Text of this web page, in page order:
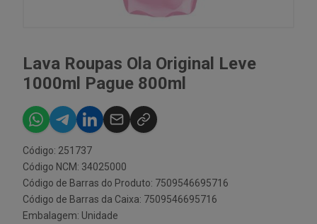
Lava Roupas Ola Original Leve
1000ml Pague 800ml
Código: 251737
Código NCM: 34025000
Código de Barras do Produto: 7509546695716
Código de Barras da Caixa: 7509546695716
Embalagem: Unidade